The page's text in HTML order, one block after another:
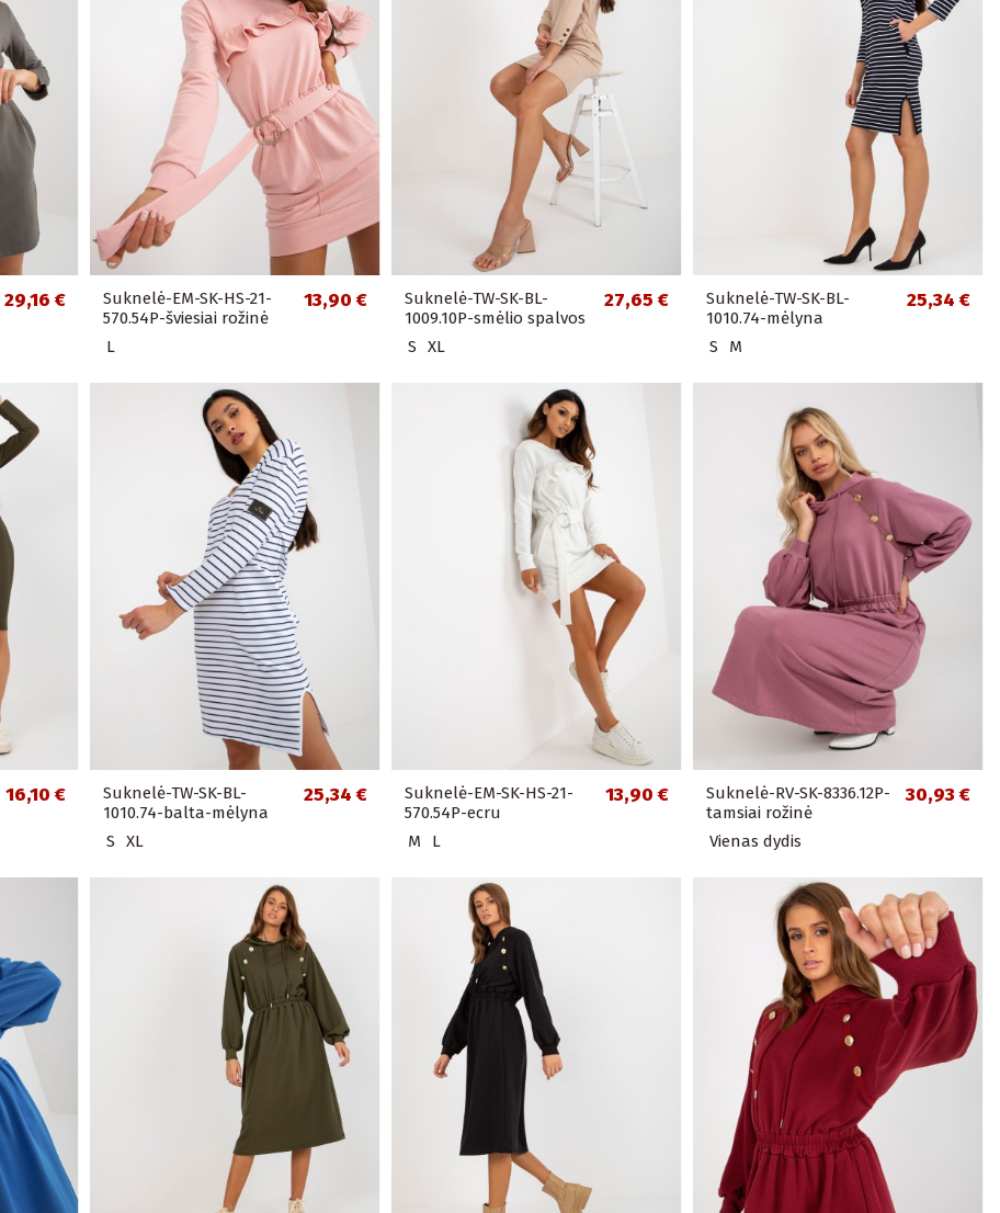
29,16 €
Suknelė-EM-SK-HS-21-
570.54P-šviesiai rožinė
13,90 €
L
Suknelė-TW-SK-BL-
1009.10P-smėlio spalvos
27,65 €
S XL
Suknelė-TW-SK-BL-
1010.74-mėlyna
25,34 €
S M
16,10 €
Suknelė-TW-SK-BL-
1010.74-balta-mėlyna
25,34 €
S XL
Suknelė-EM-SK-HS-21-
570.54P-ecru
13,90 €
M L
Suknelė-RV-SK-8336.12P-
tamsiai rožinė
30,93 €
Vienas dydis